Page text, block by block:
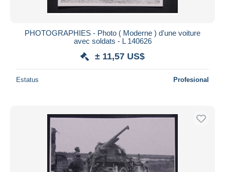
PHOTOGRAPHIES - Photo ( Moderne ) d'une voiture
avec soldats - L 140626
± 11,57 US$
Estatus Profesional